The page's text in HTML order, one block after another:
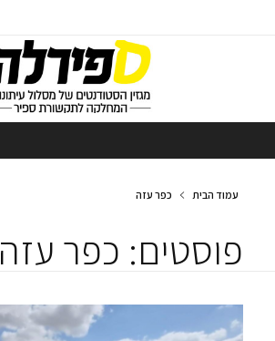
עמוד הבית כפר עזה
פוסטים: כפר עזה